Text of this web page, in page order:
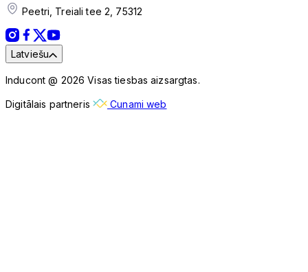
Peetri, Treiali tee 2, 75312
Latviešu
Inducont @ 2026 Visas tiesbas aizsargtas.
Digitālais partneris Cunami web